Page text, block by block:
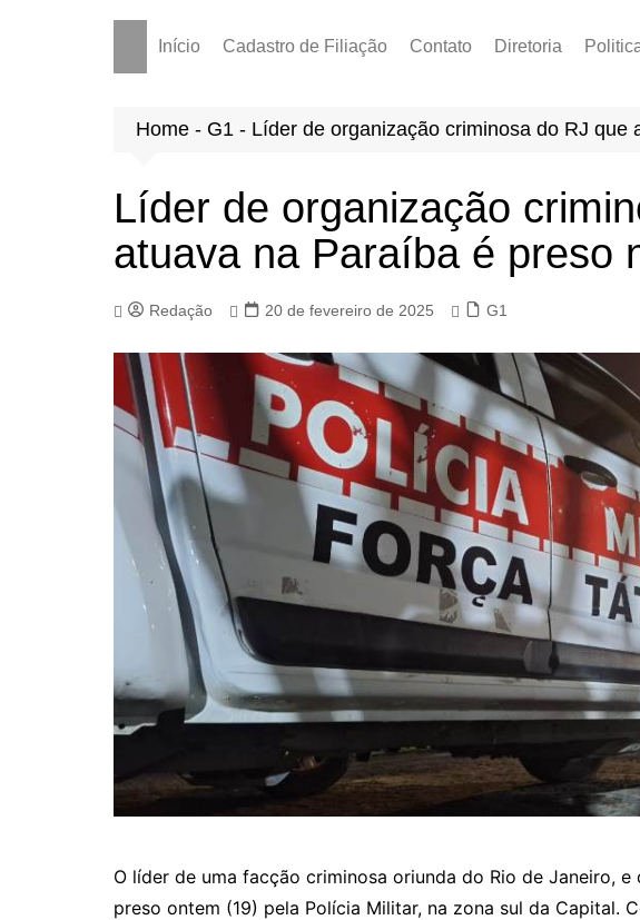
Início Cadastro de Filiação Contato Diretoria
PCCR 2022
Tabela de Venc.
Home - G1 - Líder de organização criminosa do RJ que
Líder de organização
atuava na Paraíba é preso
Redação 20 de fevereiro de 2025 G1
O líder de uma facção criminosa oriunda do Rio de Janeiro,
preso ontem (19) pela Polícia Militar, na zona sul da Capital.